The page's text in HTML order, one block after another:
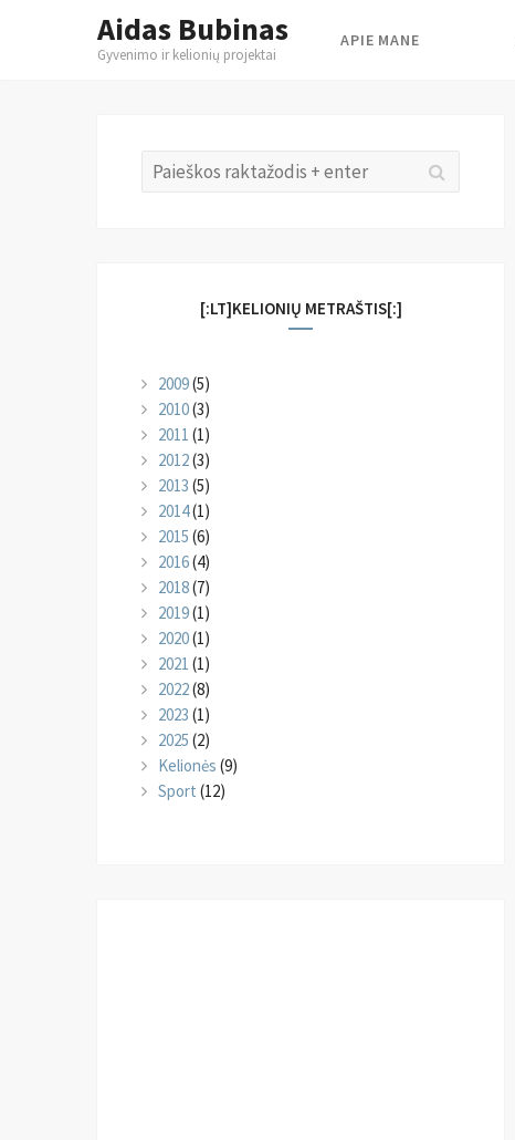
Aidas Bubinas
Gyvenimo ir kelionių projektai
APIE MANE
Search
for:
[:LT]KELIONIŲ METRAŠTIS[:]
2009(5)
2010(3)
2011 (1)
2012(3)
2013 (5)
2014(1)
2015 (6)
2016(4)
2018(7)
2019(1)
2020(1)
2021 (1)
2022(8)
2023 (1)
2025 (2)
Kelionės (9)
Sport (12)